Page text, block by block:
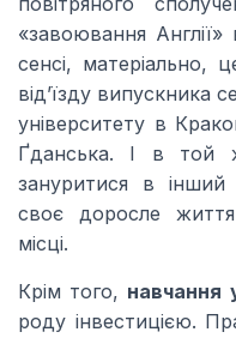
«завоювання
сенсі, матеріально,
від’їзду випускника
університету в
Ґданська. І в той
зануритися в інший
своє доросле
місці.
Крім того, навчання
роду інвестицією.